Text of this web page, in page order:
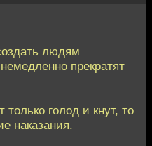
людям
прекратят
голод и кнут, то
наказания.